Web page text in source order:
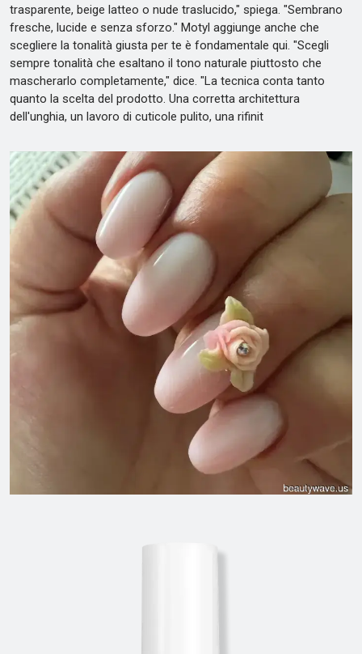
trasparente, beige latteo o nude traslucido," spiega. "Sembrano
fresche, lucide e senza sforzo." Motyl aggiunge anche che
scegliere la tonalità giusta per te è fondamentale qui. "Scegli
sempre tonalità che esaltano il tono naturale piuttosto che
mascherarlo completamente," dice. "La tecnica conta tanto
quanto la scelta del prodotto. Una corretta architettura
dell'unghia, un lavoro di cuticole pulito, una rifinit